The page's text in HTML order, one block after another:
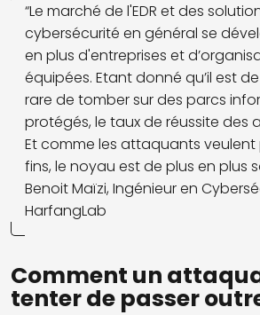
“Le marché de l'EDR et des
cybersécurité en général se
en plus d'entreprises et
équipées. Etant donné qu’il est
rare de tomber sur des parcs
protégés, le taux de réussite des
Et comme les attaquants veulent
fins, le noyau est de plus en plus
Benoit Maïzi, Ingénieur en
HarfangLab
Comment un
tenter de passer